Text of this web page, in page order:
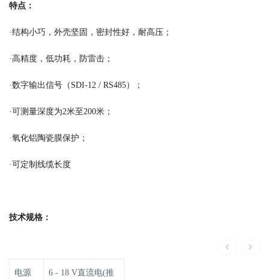
特点：
·结构小巧，外壳坚固，密封性好，耐高压；
·高精度，低功耗，防雷击；
·数字输出信号（SDI-12 / RS485）；
·可测量深度为2米至200米；
·氧化铝陶瓷膜保护；
·可定制线缆长度
技术规格：
电源
6 - 18 V直流电(推